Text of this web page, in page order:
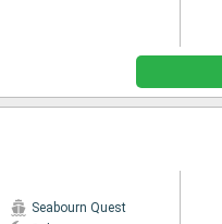
Seabourn Quest